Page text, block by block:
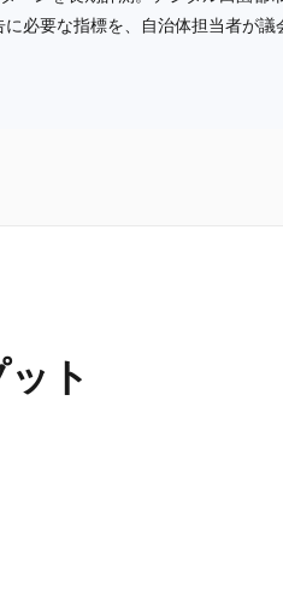
に必要な指標を、自治体担当者が議
ト